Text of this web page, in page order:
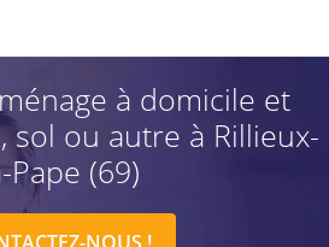
à domicile et
sol ou autre à Rillieux-
Pape (69)